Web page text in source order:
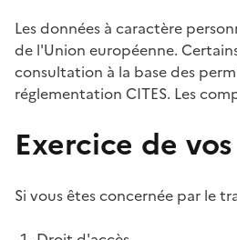
Les données à caractère
de l'Union européenne.
consultation à la base des
réglementation CITES. Les
Exercice de
Si vous êtes concernée par le